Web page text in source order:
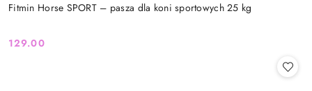
Fitmin Horse SPORT – pasza dla koni sportowych 25 kg
Cena:
129.00